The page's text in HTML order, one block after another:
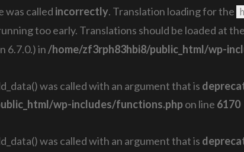
was called incorrectly. Translation loading for the
too early. Translations should be loaded at the
6.7.0.) in /home/zf3rph83hbi8/public_html/wp-
was called with an argument that is
wp-includes/functions.phpon line 6170
was called with an argument that is